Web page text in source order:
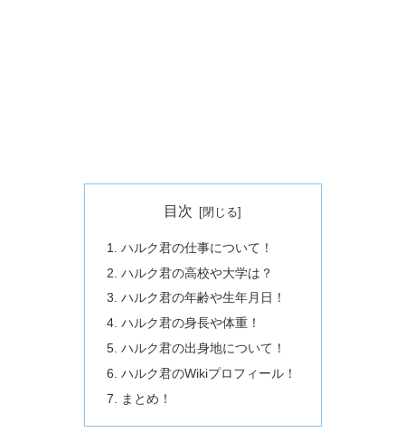
目次
ハルク君の仕事について！
ハルク君の高校や大学は？
ハルク君の年齢や生年月日！
ハルク君の身長や体重！
ハルク君の出身地について！
ハルク君のWikiプロフィール！
まとめ！